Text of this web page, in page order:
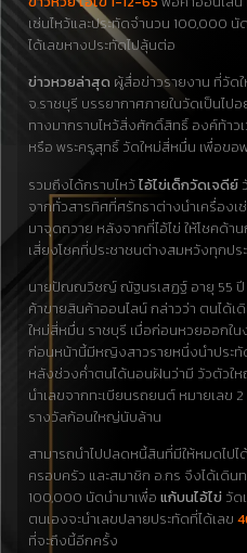
เซ่นไหว้และประทัดจำนวน 100,000
ได้เลขหางประทัดไปลุ้นต่อ
ข่าวหวยล่าสุด ผู้สื่อข่าวรายงาน ที่วัด
จ.ราชบุรี บรรยากาศภายในวัดเป็นไ
ทางมากราบไหว้สิ่งศักดิ์สิทธิ์ องค์ท้า
หรือ พระครูสุทธิ์ วัดใหม่สี่หมื่น เพื่อขอ
รวมถึงได้กราบไหว้ไอ้ไข่เด็กวัดเจดีย์
จากทั่วสารทิศที่ศรัทธาต่างนำเครื่องเ
มาจุดถวาย หลังจากที่ไอ้ไข่ ให้โชคด้า
เสี่ยงโชคที่ประชาชนต่างสมหวังทุกปร
นายปัณณวิชญ์ ณัฐนรเสฏฐ์ อายุ 55
ค้าขายสินค้าออนไลน์ กล่าวว่า ตนได้เ
ใหม่สี่หมื่น ราชบุรี เมื่อก่อนหวยออกใ
ก่อนหน้านี้มีหญิงสาวรายหนึ่งนำประ
หลังช่วงค่ำตนได้นอนฝันว่ามี วัวตัวใ
นำเลขจากทะเบียนรถยนต์ หมายเลข
รางวัลก้อนใหญ่นับล้าน
สามารถนำไปปลดหนี้สินที่มีให้หมดไป
ครอบครัว และสมาชิก อ.กร จึงได้เดิน
100,000 นัดนำมาเพื่อ แก้บนไอ้ไข่ วัด
ตนเองจะนำเลขปลายประทัดที่ได้เลข
ที่จะถึงนี้อีกครั้ง